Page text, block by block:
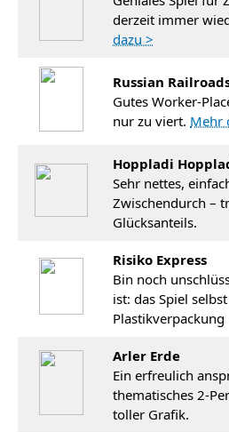
derzeit immer
dazu >
Russian
Gutes Worker-
nur zu viert. Mehr
Hoppladi
Sehr nettes,
Zwischendurch –
Glücksanteils.
Risiko Express
Bin noch
ist: das Spiel
Arler Erde
Ein erfreulich
thematisches 2-
toller Grafik.